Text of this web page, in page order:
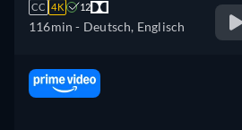
CC 4K 12
116min - Deutsch, Englisch